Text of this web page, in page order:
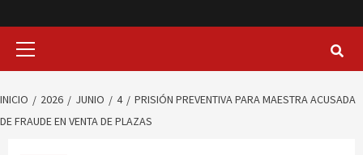
Menú
INICIO 2026 JUNIO 4
PRISIÓN PREVENTIVA PARA MAESTRA ACUSADA
DE FRAUDE EN VENTA DE PLAZAS